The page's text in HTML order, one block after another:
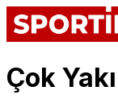
Çok